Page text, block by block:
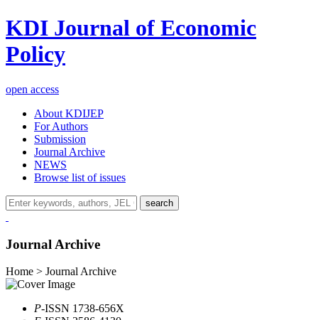
KDI Journal of Economic
Policy
open access
About KDIJEP
For Authors
Submission
Journal Archive
NEWS
Browse list of issues
search
Journal Archive
Home > Journal Archive
P-ISSN 1738-656X